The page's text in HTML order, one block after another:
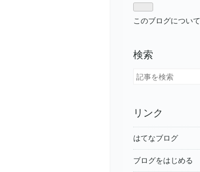
このブログについて
検索
リンク
はてなブログ
ブログをはじめる